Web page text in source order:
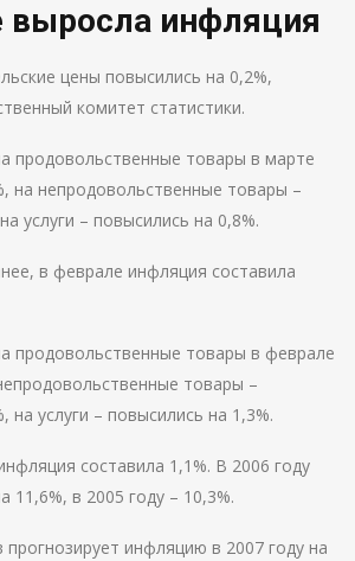
выросла инфляция
цены повысились на 0,2%,
комитет статистики.
продовольственные товары в марте
на непродовольственные товары –
услуги – повысились на 0,8%.
в феврале инфляция составила
продовольственные товары в феврале
товары –
на услуги – повысились на 1,3%.
составила 1,1%. В 2006 году
11,6%, в 2005 году – 10,3%.
инфляцию в 2007 году на